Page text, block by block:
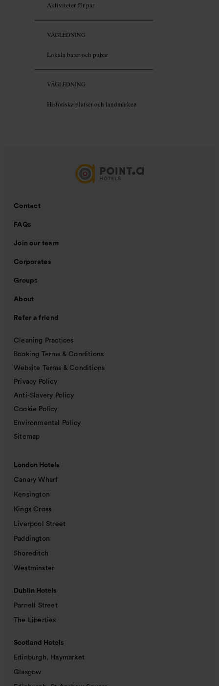
Aktiviteter för par
VÄGLEDNING
Lokala barer och pubar
VÄGLEDNING
Historiska platser och landmärken
Contact
FAQs
Join our team
Corporates
Groups
About
Refer a friend
Cleaning Practices
Booking Terms & Conditions
Website Terms & Conditions
Privacy Policy
Anti-Slavery Policy
Cookie Policy
Environmental Policy
Sitemap
London Hotels
Canary Wharf
Kensington
Kings Cross
Liverpool Street
Paddington
Shoreditch
Westminster
Dublin Hotels
Parnell Street
The Liberties
Scotland Hotels
Edinburgh, Haymarket
Glasgow